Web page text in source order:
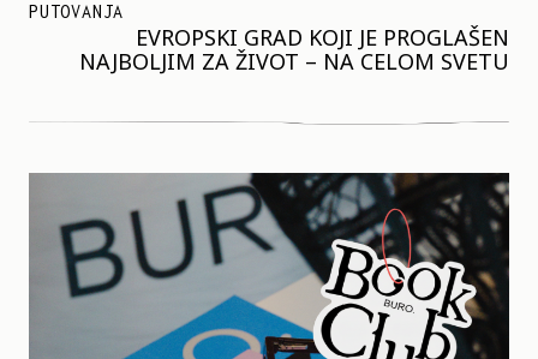
PUTOVANJA
EVROPSKI GRAD KOJI JE PROGLAŠEN
NAJBOLJIM ZA ŽIVOT – NA CELOM SVETU